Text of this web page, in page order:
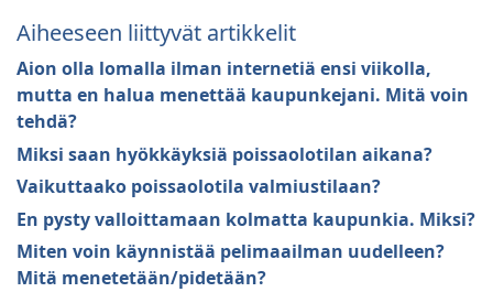
Aiheeseen liittyvät artikkelit
Aion olla lomalla ilman internetiä ensi viikolla,
mutta en halua menettää kaupunkejani. Mitä voin
tehdä?
Miksi saan hyökkäyksiä poissaolotilan aikana?
Vaikuttaako poissaolotila valmiustilaan?
En pysty valloittamaan kolmatta kaupunkia. Miksi?
Miten voin käynnistää pelimaailman uudelleen?
Mitä menetetään/pidetään?